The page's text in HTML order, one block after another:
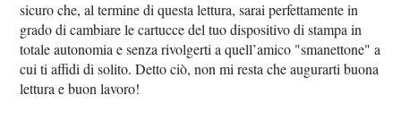
sicuro che, al termine di questa lettura, sarai perfettamente in
grado di cambiare le cartucce del tuo dispositivo di stampa in
totale autonomia e senza rivolgerti a quell’amico "smanettone" a
cui ti affidi di solito. Detto ciò, non mi resta che augurarti buona
lettura e buon lavoro!